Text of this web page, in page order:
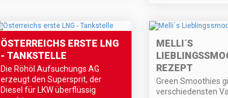
ÖSTERREICHS ERSTE LNG
- TANKSTELLE
Die Röhöl Aufsuchungs AG
erzeugt den Supersprit, der
Diesel für LKW überflüssig
MELLI´S
REZEPT
Green Smoothies
verschiedensten